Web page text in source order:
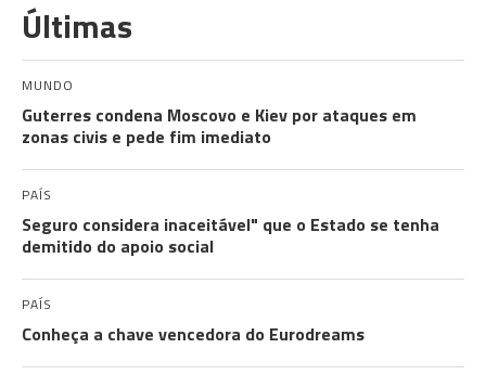
Últimas
MUNDO
Guterres condena Moscovo e Kiev por ataques em
zonas civis e pede fim imediato
PAÍS
Seguro considera inaceitável" que o Estado se tenha
demitido do apoio social
PAÍS
Conheça a chave vencedora do Eurodreams